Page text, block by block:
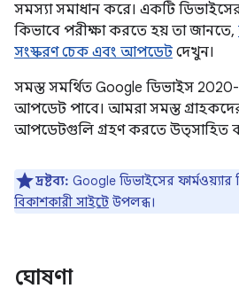
সমস্যা সমাধান করে। একটি ডিভাইসের
কিভাবে পরীক্ষা করতে হয় তা জানতে,
সংস্করণ চেক এবং আপডেট দেখুন।
সমস্ত সমর্থিত Google ডিভাইস
আপডেট পাবে। আমরা সমস্ত
আপডেটগুলি গ্রহণ করতে উত্সাহিত
দ্রষ্টব্য: Google ডিভাইসের ফার্মওয়্যার
বিকাশকারী সাইটে উপলব্ধ।
ঘোষণা